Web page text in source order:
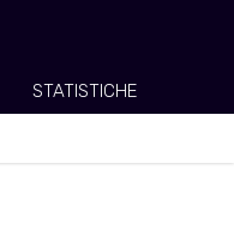
STATISTICHE